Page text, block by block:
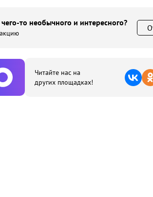
то необычного и интересного?
Читайте нас на
других площадках!